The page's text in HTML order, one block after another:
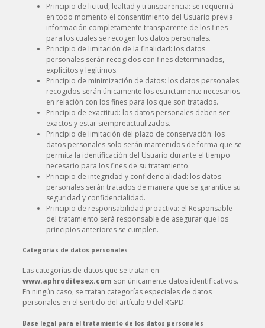
Principio de licitud, lealtad y transparencia: se requerirá
en todo momento el consentimiento del Usuario previa
información completamente transparente de los fines
para los cuales se recogen los datos personales.
Principio de limitación de la finalidad: los datos
personales serán recogidos con fines determinados,
explícitos y legítimos.
Principio de minimización de datos: los datos personales
recogidos serán únicamente los estrictamente necesarios
en relación con los fines para los que son tratados.
Principio de exactitud: los datos personales deben ser
exactos y estar siempreactualizados.
Principio de limitación del plazo de conservación: los
datos personales solo serán mantenidos de forma que se
permita la identificación del Usuario durante el tiempo
necesario para los fines de su tratamiento.
Principio de integridad y confidencialidad: los datos
personales serán tratados de manera que se garantice su
seguridad y confidencialidad.
Principio de responsabilidad proactiva: el Responsable
del tratamiento será responsable de asegurar que los
principios anteriores se cumplen.
Categorías de datos personales
Las categorías de datos que se tratan en
www.aphroditesex.com son únicamente datos identificativos.
En ningún caso, se tratan categorías especiales de datos
personales en el sentido del artículo 9 del RGPD.
Base legal para el tratamiento de los datos personales